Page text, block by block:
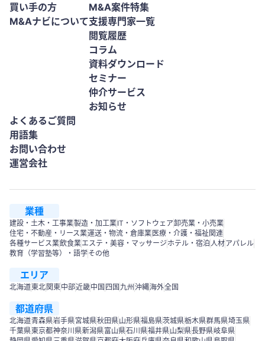
買い手の方
M&Aナビについて
M&A案件特集
支援専門家一覧
閲覧履歴
コラム
資料ダウンロード
セミナー
仲介サービス
お知らせ
よくあるご質問
用語集
お問い合わせ
運営会社
業種
建設・土木・工事業製造・加工業IT・ソフトウェア卸売業・小売業
住宅・不動産・リース業運送・物流・倉庫業 医療・介護・福祉関連
各種サービス業飲食業エステ・美容・マッサージ ホテル・宿泊人材アパレル
教育（学習塾等）・語学その他
エリア
北海道東北 関東中部近畿中国 四国 九州 沖縄海外全国
都道府県
北海道青森県岩手県宮城県秋田県山形県福島県茨城県栃木県群馬県埼玉県
千葉県東京都神奈川県新潟県富山県石川県福井県山梨県長野県岐阜県